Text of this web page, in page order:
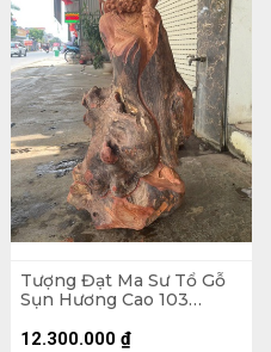
Tượng Đạt Ma Sư Tổ Gỗ
Sụn Hương Cao 103
12.300.000 ₫